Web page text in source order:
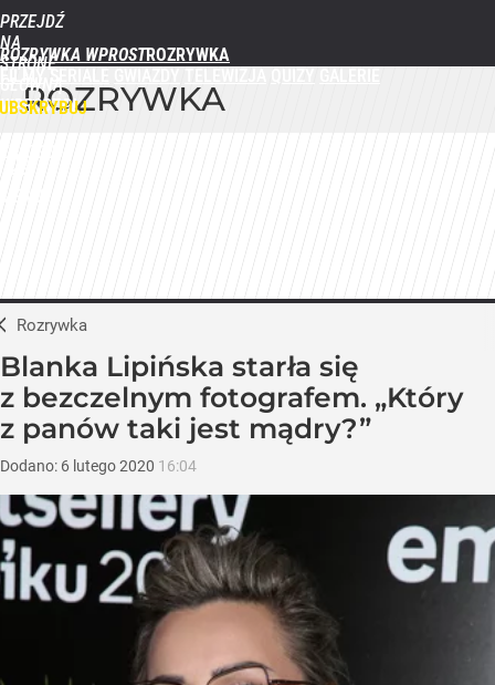
PRZEJDŹ
NA
STRONĘ
GŁÓWNĄ
WPROST.PL
ROZRYWKA WPROST
ROZRYWKA
Rozrywka
Blanka Lipińska starła się
z bezczelnym fotografem. „Który
z panów taki jest mądry?”
Dodano: 6 lutego2020 16:04